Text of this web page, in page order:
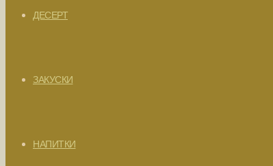
ДЕСЕРТ
ЗАКУСКИ
НАПИТКИ